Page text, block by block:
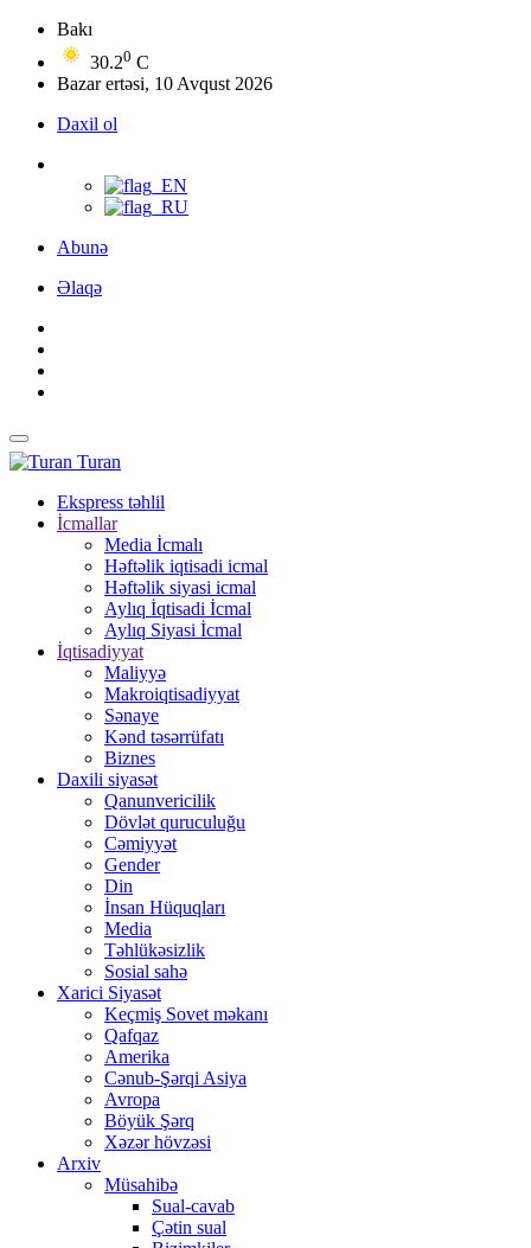
Bakı
30.20 C
Bazar ertəsi, 10 Avqust 2026
Daxil ol
Abunə
Əlaqə
Turan
Ekspress təhlil
İcmallar
Media İcmalı
Həftəlik iqtisadi icmal
Həftəlik siyasi icmal
Aylıq İqtisadi İcmal
Aylıq Siyasi İcmal
İqtisadiyyat
Maliyyə
Makroiqtisadiyyat
Sənaye
Kənd təsərrüfatı
Biznes
Daxili siyasət
Qanunvericilik
Dövlət quruculuğu
Cəmiyyət
Gender
Din
İnsan Hüquqları
Media
Təhlükəsizlik
Sosial sahə
Xarici Siyasət
Keçmiş Sovet məkanı
Qafqaz
Amerika
Cənub-Şərqi Asiya
Avropa
Böyük Şərq
Xəzər hövzəsi
Arxiv
Müsahibə
Sual-cavab
Çətin sual